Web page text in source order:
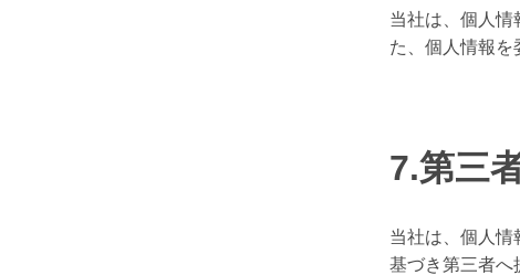
当社は、個人情
た、個人情報を
7.第三
当社は、個人情
基づき第三者へ